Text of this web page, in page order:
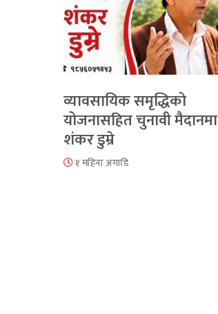
व्यावसायिक समृद्धिको
योजनासहित चुनावी मैदानमा
शंकर डुम्रे
१ महिना अगाडि